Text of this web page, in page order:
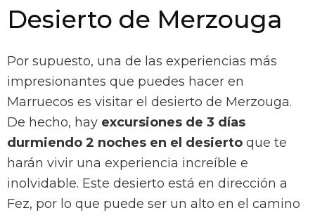
Desierto de Merzouga
Por supuesto, una de las experiencias más
impresionantes que puedes hacer en
Marruecos es visitar el desierto de Merzouga.
De hecho, hay excursiones de 3 días
durmiendo 2 noches en el desierto que te
harán vivir una experiencia increíble e
inolvidable. Este desierto está en dirección a
Fez, por lo que puede ser un alto en el camino